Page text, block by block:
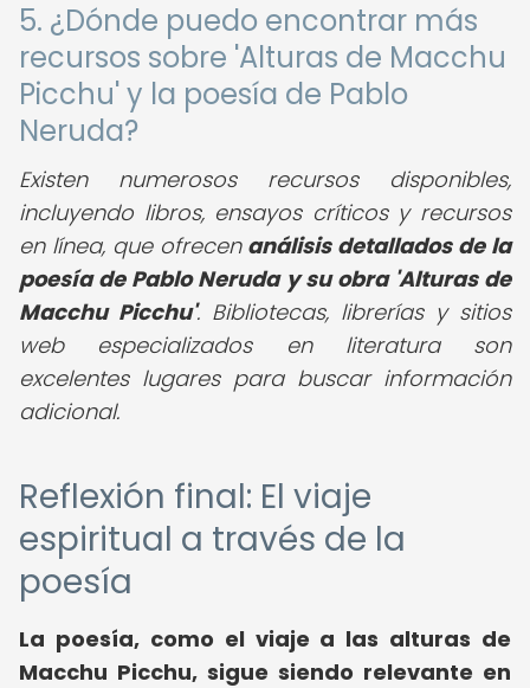
5. ¿Dónde puedo encontrar más
recursos sobre 'Alturas de Macchu
Picchu' y la poesía de Pablo
Neruda?
Existen numerosos recursos disponibles,
incluyendo libros, ensayos críticos y recursos
en línea, que ofrecen análisis detallados de la
poesía de Pablo Neruda y su obra 'Alturas de
Macchu Picchu'. Bibliotecas, librerías y sitios
web especializados en literatura son
excelentes lugares para buscar información
adicional.
Reflexión final: El viaje
espiritual a través de la
poesía
La poesía, como el viaje a las alturas de
Macchu Picchu, sigue siendo relevante en